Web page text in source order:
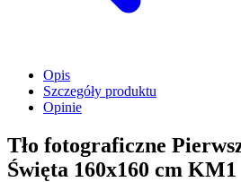
Opis
Szczegóły produktu
Opinie
Tło fotograficzne
Święta 160x160 cm KM1